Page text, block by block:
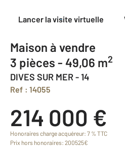
Lancer la visite virtuelle
Maison à vendre
3 pièces - 49,06 m2
DIVES SUR MER - 14
Ref : 14055
214 000 €
Honoraires charge acquéreur: 7 % TTC
Prix hors honoraires: 200525€